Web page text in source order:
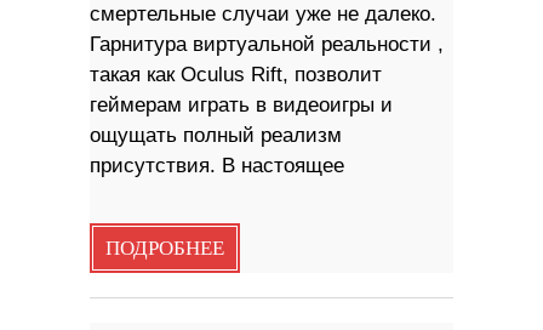
смертельные случаи уже не далеко.
Гарнитура виртуальной реальности ,
такая как Oculus Rift, позволит
геймерам играть в видеоигры и
ощущать полный реализм
присутствия. В настоящее
ПОДРОБНЕЕ